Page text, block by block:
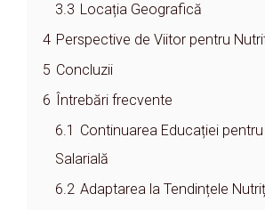
3.3 Locația Geografică
4 Perspective de Viitor pentru
5 Concluzii
6
Întrebări frecvente
6.1 Continuarea Educației
Salarială
6.2 Adaptarea la Tendințele